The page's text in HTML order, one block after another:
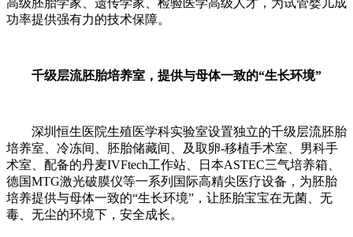
功率提供强有力的技术保障。
千级层流胚胎培养室，提供与母体一致的“生长环境”
深圳恒生医院生殖医学科实验室设置独立的千级层流胚胎
培养室、冷冻间、胚胎储藏间、及取卵-移植手术室、男科手
术室、配备的丹麦IVFtech工作站、日本ASTEC三气培养箱、
德国MTG激光破膜仪等一系列国际高精尖医疗设备，为胚胎
培养提供与母体一致的“生长环境”，让胚胎宝宝在无菌、无
毒、无尘的环境下，安全成长。